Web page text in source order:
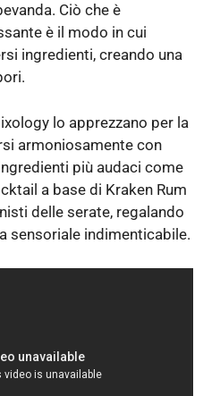
Ciò che è
è il modo in cui
ingredienti, creando una
lo apprezzano per la
armoniosamente con
più audaci come
a base di Kraken Rum
delle serate, regalando
sensoriale indimenticabile.